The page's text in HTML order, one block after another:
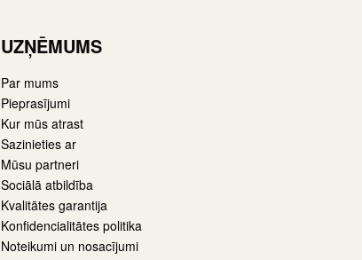
UZŅĒMUMS
Par mums
Pieprasījumi
Kur mūs atrast
Sazinieties ar
Mūsu partneri
Sociālā atbildība
Kvalitātes garantija
Konfidencialitātes politika
Noteikumi un nosacījumi